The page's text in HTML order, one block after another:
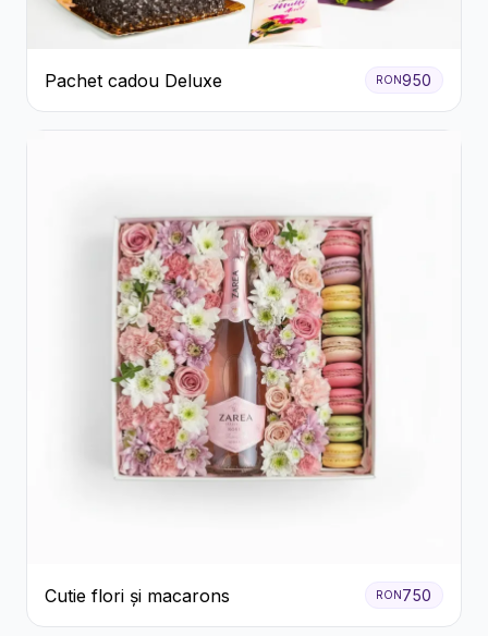
Pachet cadou Deluxe RON950
Cutie flori și macarons RON750